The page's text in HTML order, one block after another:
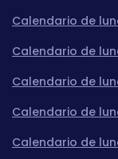
Calendario de
Calendario de
Calendario de
Calendario de
Calendario de